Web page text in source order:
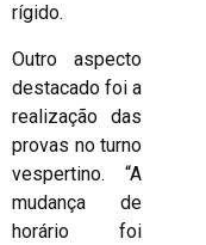
rígido.
Outro aspecto
destacado foi a
realização das
provas no turno
vespertino. “A
mudança de
horário foi